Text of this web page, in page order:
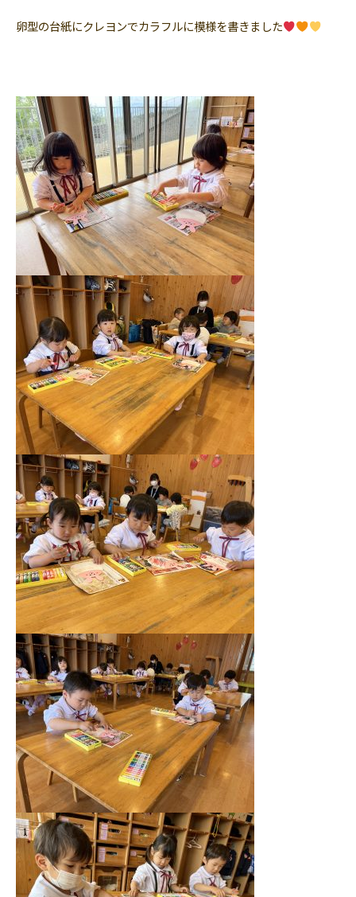
卵型の台紙にクレヨンでカラフルに模様を書きました